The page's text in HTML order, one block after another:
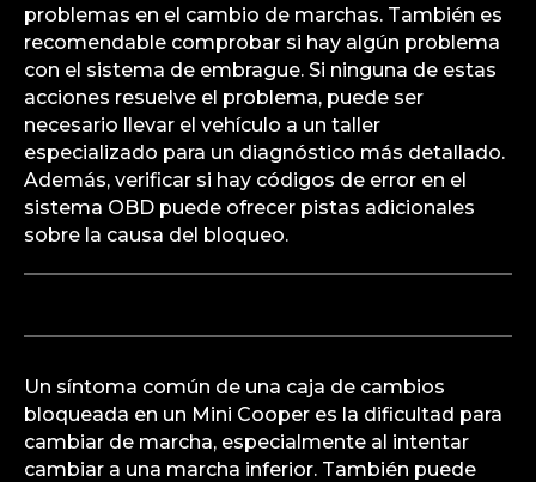
problemas en el cambio de marchas. También es
recomendable comprobar si hay algún problema
con el sistema de embrague. Si ninguna de estas
acciones resuelve el problema, puede ser
necesario llevar el vehículo a un taller
especializado para un diagnóstico más detallado.
Además, verificar si hay códigos de error en el
sistema OBD puede ofrecer pistas adicionales
sobre la causa del bloqueo.
Un síntoma común de una caja de cambios
bloqueada en un Mini Cooper es la dificultad para
cambiar de marcha, especialmente al intentar
cambiar a una marcha inferior. También puede